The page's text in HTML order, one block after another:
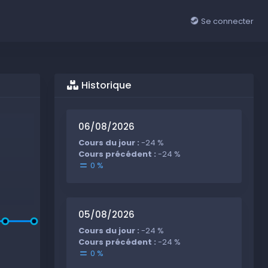
Se connecter
Historique
06/08/2026
Cours du jour :-24 %
Cours précédent :-24 %
0 %
05/08/2026
Cours du jour :-24 %
Cours précédent :-24 %
0 %